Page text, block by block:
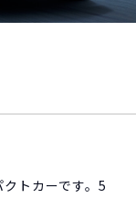
トカーです。5